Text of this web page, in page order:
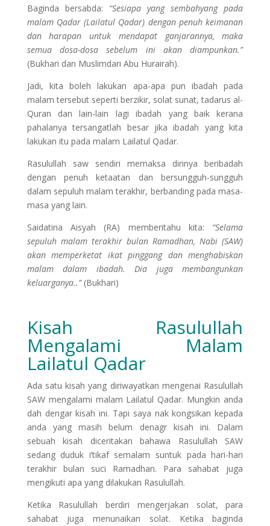
Baginda bersabda: “Sesiapa yang sembahyang pada
malam Qadar (Lailatul Qadar) dengan penuh keimanan
dan harapan untuk mendapat ganjarannya, maka
semua dosa-dosa sebelum ini akan diampunkan.”
(Bukhari dan Muslimdari Abu Hurairah).
Jadi, kita boleh lakukan apa-apa pun ibadah pada
malam tersebut seperti berzikir, solat sunat, tadarus al-
Quran dan lain-lain lagi ibadah yang baik kerana
pahalanya tersangatlah besar jika ibadah yang kita
lakukan itu pada malam Lailatul Qadar.
Rasulullah saw sendiri memaksa dirinya beribadah
dengan penuh ketaatan dan bersungguh-sungguh
dalam sepuluh malam terakhir, berbanding pada masa-
masa yang lain.
Saidatina Aisyah (RA) memberitahu kita: “Selama
sepuluh malam terakhir bulan Ramadhan, Nabi (SAW)
akan memperketat ikat pinggang dan menghabiskan
malam dalam ibadah. Dia juga membangunkan
keluarganya..”(Bukhari)
Kisah Rasulullah
Mengalami Malam
Lailatul Qadar
Ada satu kisah yang diriwayatkan mengenai Rasulullah
SAW mengalami malam Lailatul Qadar. Mungkin anda
dah dengar kisah ini. Tapi saya nak kongsikan kepada
anda yang masih belum denagr kisah ini. Dalam
sebuah kisah diceritakan bahawa Rasulullah SAW
sedang duduk i’tikaf semalam suntuk pada hari-hari
terakhir bulan suci Ramadhan. Para sahabat juga
mengikuti apa yang dilakukan Rasulullah.
Ketika Rasulullah berdiri mengerjakan solat, para
sahabat juga menunaikan solat. Ketika baginda